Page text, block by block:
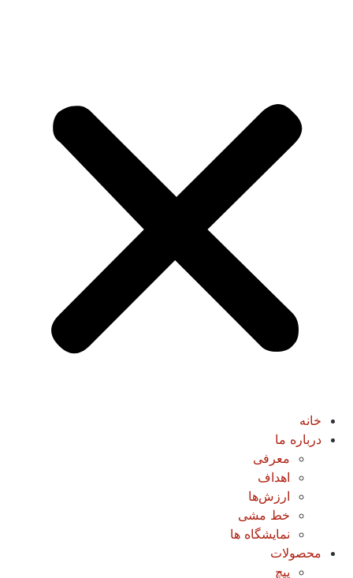
خانه
درباره ما
معرفی
اهداف
ارزش‌ها
خط مشی
نمایشگاه ها
محصولات
پیچ